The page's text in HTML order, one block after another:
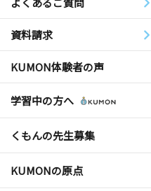
資料請求
KUMON体験者の声
学習中の方へ
くもんの先生募集
KUMONの原点